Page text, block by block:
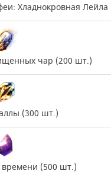
Хладнокровная Лейла
чар (200 шт.)
(300 шт.)
(500 шт.)